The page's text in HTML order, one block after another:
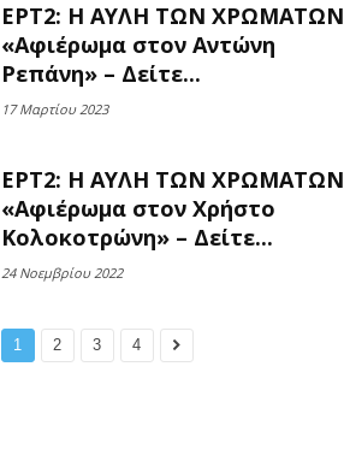
ΕΡΤ2: Η ΑΥΛΗ ΤΩΝ ΧΡΩΜΑΤΩΝ
«Αφιέρωμα στον Αντώνη
Ρεπάνη» – Δείτε...
17 Μαρτίου 2023
ΕΡΤ2: Η ΑΥΛΗ ΤΩΝ ΧΡΩΜΑΤΩΝ
«Αφιέρωμα στον Χρήστο
Κολοκοτρώνη» – Δείτε...
24 Νοεμβρίου 2022
1 2 3 4